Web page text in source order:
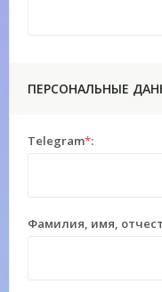
ПЕРСОНАЛЬНЫЕ
Telegram*:
Фамилия, имя,